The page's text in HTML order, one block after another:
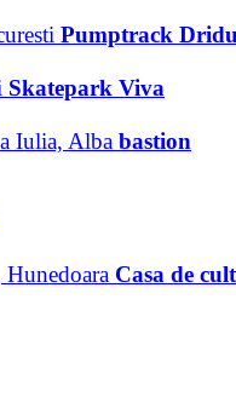
Pumptrack
Skatepark Viva
bastion
Casa de